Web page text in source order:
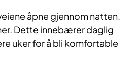
åpne gjennom natten.
Dette innebærer daglig
uker for å bli komfortable